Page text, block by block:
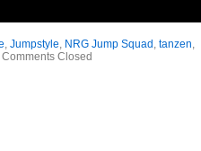
, Jumpstyle, NRG Jump Squad , tanzen,
Comments Closed